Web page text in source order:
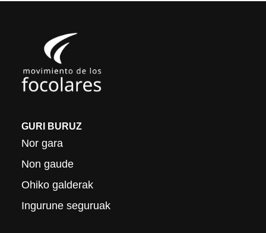
GURI BURUZ
Nor gara
Non gaude
Ohiko galderak
Ingurune seguruak